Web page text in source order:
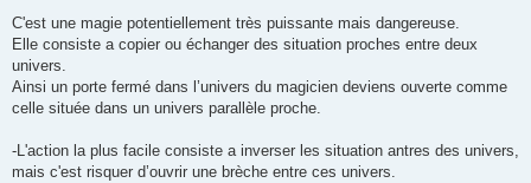
C'est une magie potentiellement très puissante mais dangereuse.
Elle consiste a copier ou échanger des situation proches entre deux
univers.
Ainsi un porte fermé dans l’univers du magicien deviens ouverte comme
celle située dans un univers parallèle proche.
-L'action la plus facile consiste a inverser les situation antres des univers,
mais c'est risquer d’ouvrir une brèche entre ces univers.